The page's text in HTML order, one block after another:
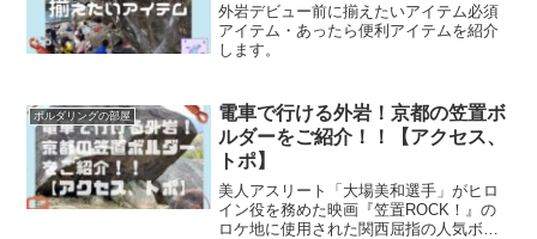
外岩デビュー前に揃えたいアイテム必須
アイテム・あったら便利アイテムを紹介
します。
ボルダリングの部屋
電車で行ける外岩！京都の笠置ボ
ルダーをご紹介！！【アクセス、
トポ】
美人アスリート「大場美和選手」がヒロ
イン役を務めた映画『笠置ROCK！』の
ロケ地に使用された関西屈指の人気ボル